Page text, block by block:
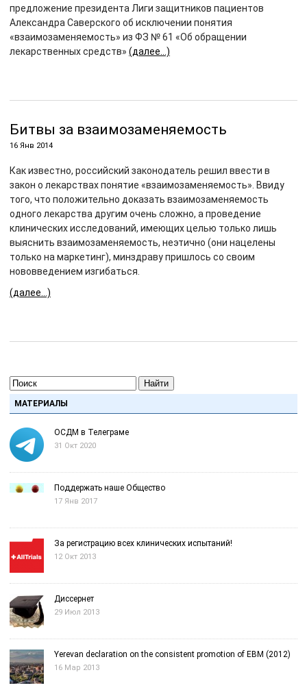
предложение президента Лиги защитников пациентов
Александра Саверского об исключении понятия
«взаимозаменяемость» из ФЗ № 61 «Об обращении
лекарственных средств» (далее…)
Битвы за взаимозаменяемость
16 Янв 2014
Как известно, российский законодатель решил ввести в
закон о лекарствах понятие «взаимозаменяемость». Ввиду
того, что положительно доказать взаимозаменяемость
одного лекарства другим очень сложно, а проведение
клинических исследований, имеющих целью только лишь
выяснить взаимозаменяемость, неэтично (они нацелены
только на маркетинг), минздраву пришлось со своим
нововведением изгибаться.
(далее…)
Найти
МАТЕРИАЛЫ
ОСДМ в Телеграме
31 Окт 2020
Поддержать наше Общество
17 Янв 2017
За регистрацию всех клинических испытаний!
12 Окт 2013
Диссернет
29 Июл 2013
Yerevan declaration on the consistent promotion of EBM (2012)
16 Мар 2013